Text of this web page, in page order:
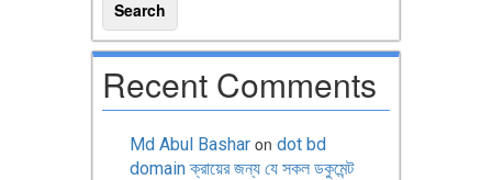
Recent Comments
Md Abul Bashar on dot bd
domain ক্রায়ের জন্য যে সকল ডকুমেন্ট